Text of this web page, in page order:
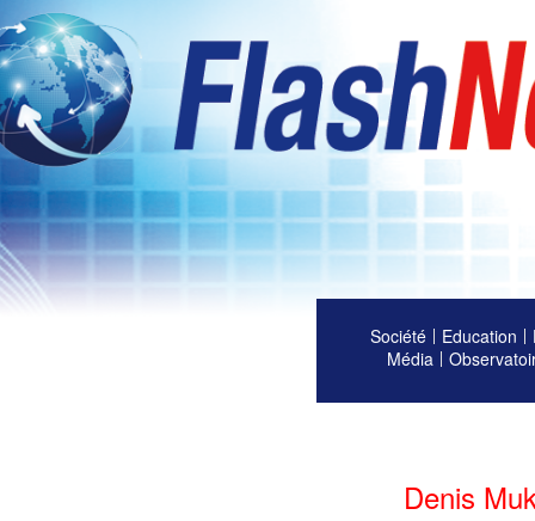
Société Education
Média
Denis